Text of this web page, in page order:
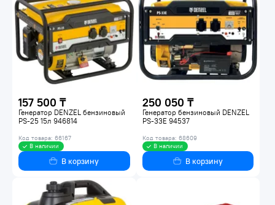
157 500 ₸
Генератор DENZEL бензиновый
PS-25 15л 946814
Код товара: 66167
В наличии
В корзину
250 050 ₸
Генератор бензиновый DENZEL
PS-33E 94537
Код товара: 68609
В наличии
В корзину